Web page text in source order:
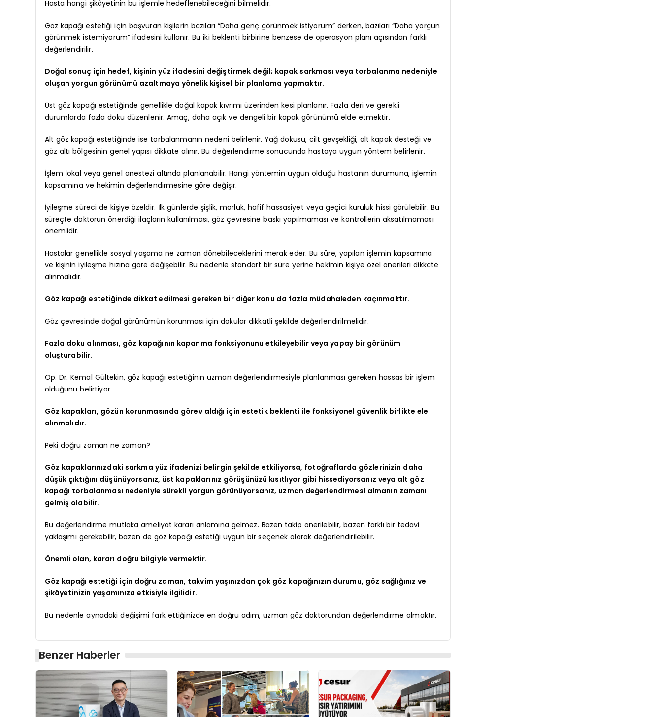
Hasta hangi şikâyetinin bu işlemle hedeflenebileceğini bilmelidir.
Göz kapağı estetiği için başvuran kişilerin bazıları “Daha genç görünmek istiyorum” derken, bazıları “Daha yorgun
görünmek istemiyorum” ifadesini kullanır. Bu iki beklenti birbirine benzese de operasyon planı açısından farklı
değerlendirilir.
Doğal sonuç için hedef, kişinin yüz ifadesini değiştirmek değil; kapak sarkması veya torbalanma nedeniyle
oluşan yorgun görünümü azaltmaya yönelik kişisel bir planlama yapmaktır.
Üst göz kapağı estetiğinde genellikle doğal kapak kıvrımı üzerinden kesi planlanır. Fazla deri ve gerekli
durumlarda fazla doku düzenlenir. Amaç, daha açık ve dengeli bir kapak görünümü elde etmektir.
Alt göz kapağı estetiğinde ise torbalanmanın nedeni belirlenir. Yağ dokusu, cilt gevşekliği, alt kapak desteği ve
göz altı bölgesinin genel yapısı dikkate alınır. Bu değerlendirme sonucunda hastaya uygun yöntem belirlenir.
İşlem lokal veya genel anestezi altında planlanabilir. Hangi yöntemin uygun olduğu hastanın durumuna, işlemin
kapsamına ve hekimin değerlendirmesine göre değişir.
İyileşme süreci de kişiye özeldir. İlk günlerde şişlik, morluk, hafif hassasiyet veya geçici kuruluk hissi görülebilir. Bu
süreçte doktorun önerdiği ilaçların kullanılması, göz çevresine baskı yapılmaması ve kontrollerin aksatılmaması
önemlidir.
Hastalar genellikle sosyal yaşama ne zaman dönebileceklerini merak eder. Bu süre, yapılan işlemin kapsamına
ve kişinin iyileşme hızına göre değişebilir. Bu nedenle standart bir süre yerine hekimin kişiye özel önerileri dikkate
alınmalıdır.
Göz kapağı estetiğinde dikkat edilmesi gereken bir diğer konu da fazla müdahaleden kaçınmaktır.
Göz çevresinde doğal görünümün korunması için dokular dikkatli şekilde değerlendirilmelidir.
Fazla doku alınması, göz kapağının kapanma fonksiyonunu etkileyebilir veya yapay bir görünüm
oluşturabilir.
Op. Dr. Kemal Gültekin, göz kapağı estetiğinin uzman değerlendirmesiyle planlanması gereken hassas bir işlem
olduğunu belirtiyor.
Göz kapakları, gözün korunmasında görev aldığı için estetik beklenti ile fonksiyonel güvenlik birlikte ele
alınmalıdır.
Peki doğru zaman ne zaman?
Göz kapaklarınızdaki sarkma yüz ifadenizi belirgin şekilde etkiliyorsa, fotoğraflarda gözlerinizin daha
düşük çıktığını düşünüyorsanız, üst kapaklarınız görüşünüzü kısıtlıyor gibi hissediyorsanız veya alt göz
kapağı torbalanması nedeniyle sürekli yorgun görünüyorsanız, uzman değerlendirmesi almanın zamanı
gelmiş olabilir.
Bu değerlendirme mutlaka ameliyat kararı anlamına gelmez. Bazen takip önerilebilir, bazen farklı bir tedavi
yaklaşımı gerekebilir, bazen de göz kapağı estetiği uygun bir seçenek olarak değerlendirilebilir.
Önemli olan, kararı doğru bilgiyle vermektir.
Göz kapağı estetiği için doğru zaman, takvim yaşınızdan çok göz kapağınızın durumu, göz sağlığınız ve
şikâyetinizin yaşamınıza etkisiyle ilgilidir.
Bu nedenle aynadaki değişimi fark ettiğinizde en doğru adım, uzman göz doktorundan değerlendirme almaktır.
Benzer Haberler